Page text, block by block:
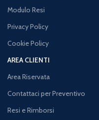
Modulo Resi
Privacy Policy
Cookie Policy
AREA CLIENTI
Area Riservata
Contattaci per Preventivo
Resi e Rimborsi